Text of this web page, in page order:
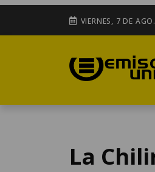
VIERNES, 7 DE
La